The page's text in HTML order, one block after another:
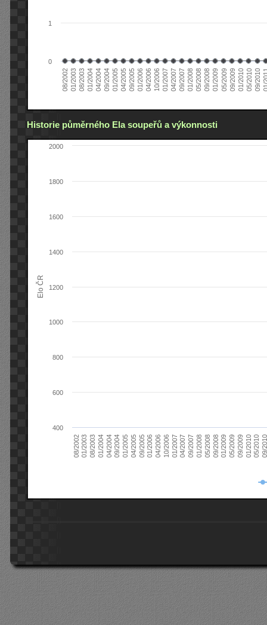
08/200201/200308/200301/200404/200409/200401/200504/200509/200501/200604/200610/200601/200704/200709/200701/200805/200809/200801/200905/200909/200901/201005/201009/2010
0
1
Historie půměrného Ela soupeřů a výkonnosti
Elo ČR
08/200201/200308/200301/200404/200409/200401/200504/200509/200501/200604/200610/200601/200704/200709/200701/200805/200809/200801/200905/200909/200901/201005/201009/
400
600
800
1000
1200
1400
1600
1800
2000